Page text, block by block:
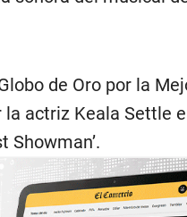
de Oro por la
la actriz Keala Settle
Showman’.